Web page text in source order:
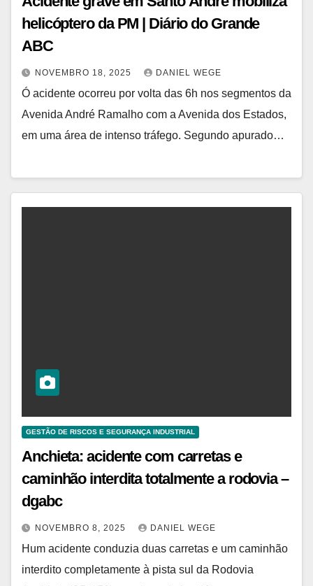
helicóptero da PM | Diário do Grande
ABC
NOVEMBRO 18, 2025 DANIEL WEGE
Ó acidente ocorreu por volta das 6h nos segmentos da
Avenida André Ramalho com a Avenida dos Estados,
em uma área de intenso tráfego. Segundo apurado…
GESTÃO DE RISCOS E SEGURANÇA INDUSTRIAL
Anchieta: acidente com carretas e
caminhão interdita totalmente a rodovia –
dgabc
NOVEMBRO 8, 2025 DANIEL WEGE
Hum acidente conduzia duas carretas e um caminhão
interdito completamente à pista sul da Rodovia